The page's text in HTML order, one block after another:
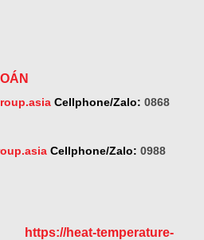
Cellphone/Zalo: 0868
Cellphone/Zalo: 0988
https://heat-temperature-